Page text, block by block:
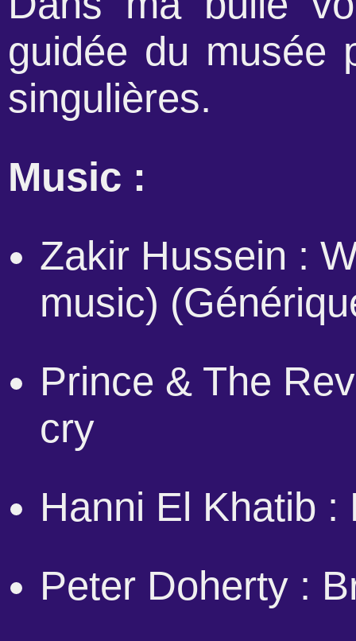
guidée du musée
singulières.
Music :
Zakir Hussein :
music)
Prince & The
cry
Hanni El Khatib
Peter Doherty :